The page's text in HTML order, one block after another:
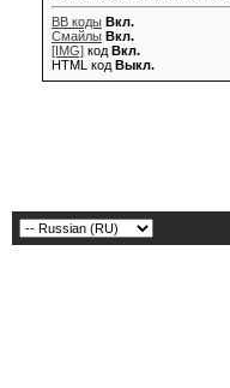
BB коды Вкл.
Смайлы Вкл.
[IMG] код Вкл.
HTML код Выкл.